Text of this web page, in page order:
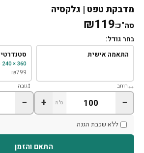
מדבקת טפט | גלקסיה
סה"כ:₪119
בחר גודל:
התאמה אישית סטנדרטי
360 × 240 ס"מ
₪799
רוחב
− ס"מ +
גובה
−
ללא שכבת הגנה
התאם והזמן